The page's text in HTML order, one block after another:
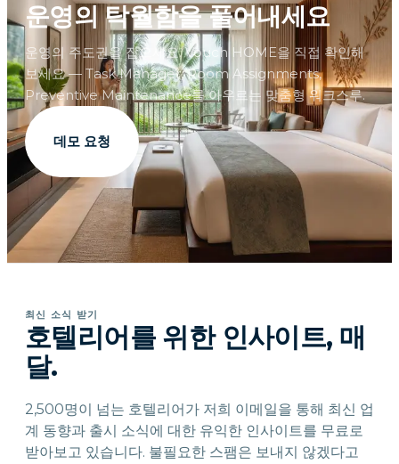
운영의 탁월함을 풀어내세요
운영의 주도권을 잡으세요. Vouch HOME을 직접 확인해
보세요 — Task Manager, Room Assignments,
Preventive Maintenance를 아우르는 맞춤형 워크스루.
데모 요청
최신 소식 받기
호텔리어를 위한 인사이트, 매
달.
2,500명이 넘는 호텔리어가 저희 이메일을 통해 최신 업
계 동향과 출시 소식에 대한 유익한 인사이트를 무료로
받아보고 있습니다. 불필요한 스팸은 보내지 않겠다고